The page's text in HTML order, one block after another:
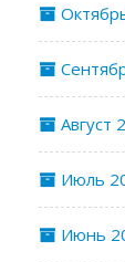
Август
Июль
Июнь